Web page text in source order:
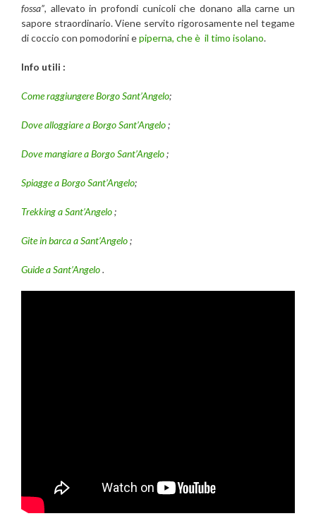
fossa”, allevato in profondi cunicoli che donano alla carne un
sapore straordinario. Viene servito rigorosamente nel tegame
di coccio con pomodorini epiperna, che è il timo isolano.
Info utili :
Come raggiungere Borgo Sant’Angelo;
Dove alloggiare a Borgo Sant’Angelo;
Dove mangiare a Borgo Sant’Angelo;
Spiagge a Borgo Sant’Angelo;
Trekking a Sant’Angelo;
Gite in barca a Sant’Angelo;
Guide a Sant’Angelo.